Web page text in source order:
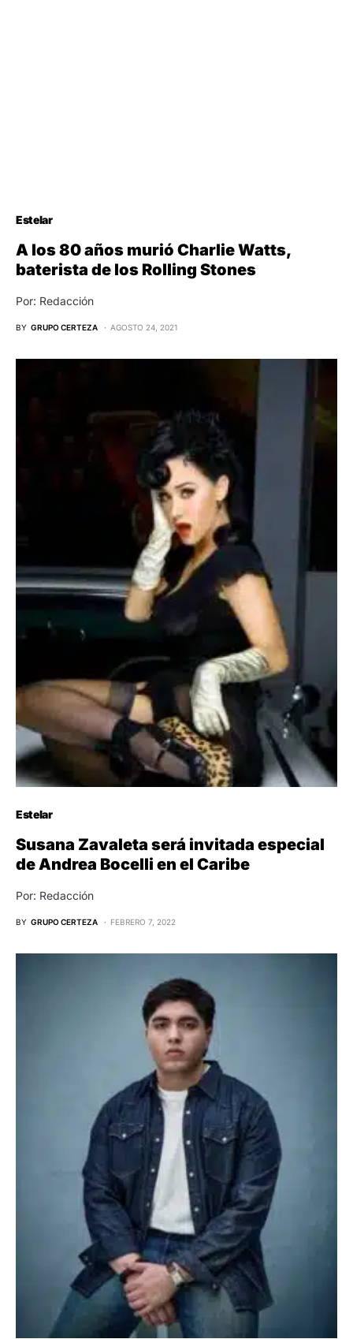
Estelar
A los 80 años murió Charlie Watts,
baterista de los Rolling Stones
Por: Redacción
BY GRUPO CERTEZA AGOSTO 24, 2021
Estelar
Susana Zavaleta será invitada especial
de Andrea Bocelli en el Caribe
Por: Redacción
BY GRUPO CERTEZA FEBRERO 7, 2022